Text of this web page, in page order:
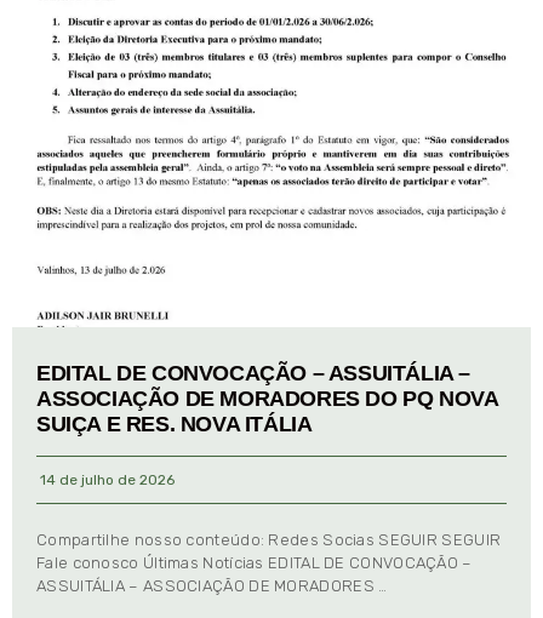
EDITAL DE CONVOCAÇÃO – ASSUITÁLIA –
ASSOCIAÇÃO DE MORADORES DO PQ NOVA
SUIÇA E RES. NOVA ITÁLIA
14 de julho de 2026
Compartilhe nosso conteúdo: Redes Socias SEGUIR SEGUIR
Fale conosco Últimas Notícias EDITAL DE CONVOCAÇÃO –
ASSUITÁLIA – ASSOCIAÇÃO DE MORADORES …